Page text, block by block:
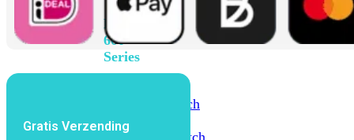
FortiSwitch
600
Series
FortiSwitch
624F-
FPOE
FortiSwitch
Gratis Verzending